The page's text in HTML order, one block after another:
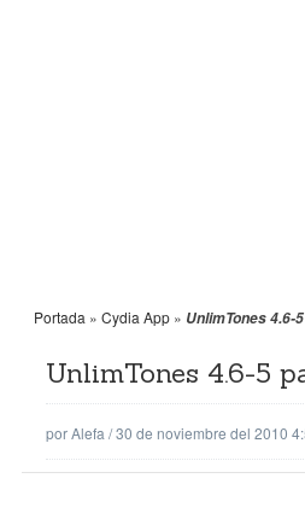
Portada » Cydia App » UnlimTones 4.6-
UnlimTones 4.6-5
porAlefa /30 de noviembre del 2010